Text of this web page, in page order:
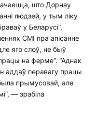
што Дорнау
людзей, у тым ліку
у Беларусі”.
СМІ пра апісанне
яго слоў, не быў
на ферме”. “Аднак
аддаў перавагу працы
прымусовай, але
— зрабіла